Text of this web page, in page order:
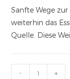
Sanfte Wege
weiterhin das
Quelle. Diese
- +